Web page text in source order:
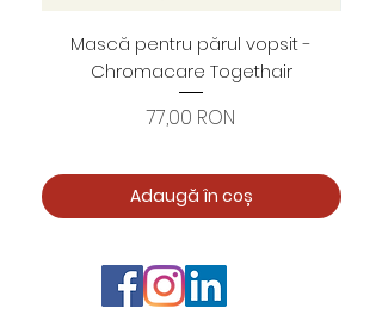
Mască pentru părul vopsit -
Chromacare Togethair
Preț
77,00 RON
Adaugă în coș